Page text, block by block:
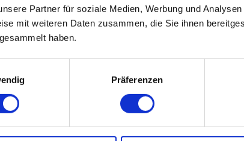
Partner für soziale Medien, Werbung und
mit weiteren Daten zusammen, die Sie ihnen
haben.
Präferenzen
(m/w/d) bist Du für die umfassende
internistischen und altersbedingten
komplexen gesundheitlichen
und Eigenständigkeit, z. B. durch